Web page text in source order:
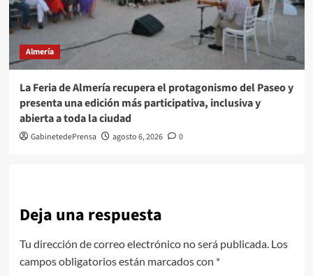
Almería
La Feria de Almería recupera el protagonismo del Paseo y
presenta una edición más participativa, inclusiva y
abierta a toda la ciudad
GabinetedePrensa agosto 6, 2026 0
Deja una respuesta
Tu dirección de correo electrónico no será publicada. Los
campos obligatorios están marcados con *